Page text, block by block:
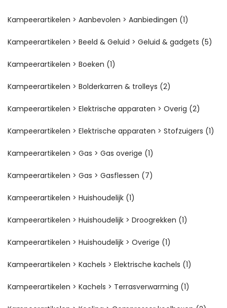
Kampeerartikelen > Aanbevolen > Aanbiedingen (1)
Kampeerartikelen > Beeld & Geluid > Geluid & gadgets (5)
Kampeerartikelen > Boeken (1)
Kampeerartikelen > Bolderkarren & trolleys (2)
Kampeerartikelen > Elektrische apparaten > Overig (2)
Kampeerartikelen > Elektrische apparaten > Stofzuigers (1)
Kampeerartikelen > Gas > Gas overige (1)
Kampeerartikelen > Gas > Gasflessen (7)
Kampeerartikelen > Huishoudelijk (1)
Kampeerartikelen > Huishoudelijk > Droogrekken (1)
Kampeerartikelen > Huishoudelijk > Overige (1)
Kampeerartikelen > Kachels > Elektrische kachels (1)
Kampeerartikelen > Kachels > Terrasverwarming (1)